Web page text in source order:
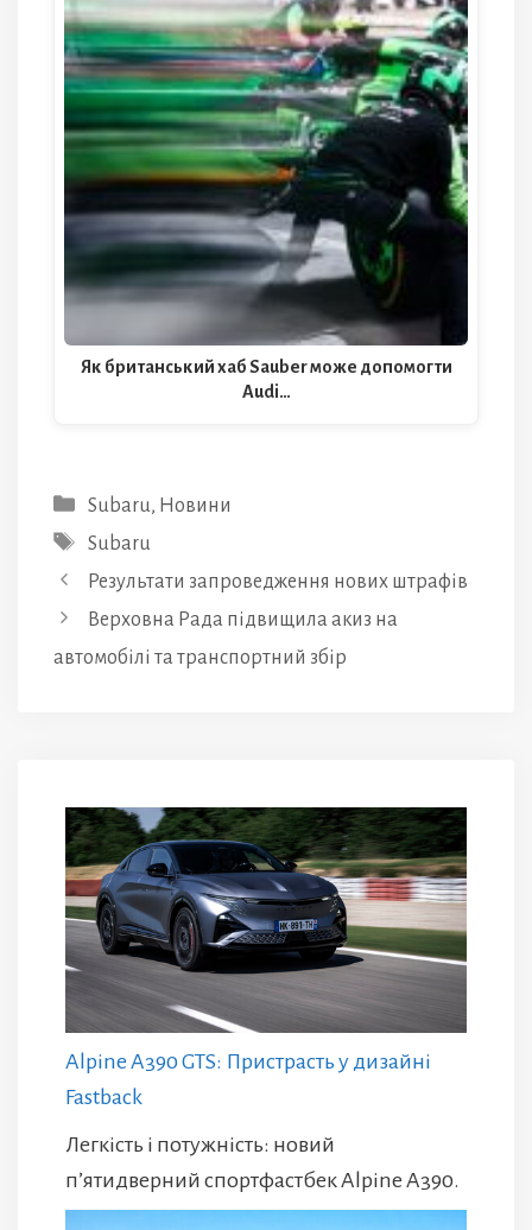
Як британський хаб Sauber може допомогти
Audi…
Категорії
Subaru, Новини
Позначки
Subaru
Результати запроведження нових штрафів
Верховна Рада підвищила акиз на
автомобілі та транспортний збір
Alpine A390 GTS: Пристрасть у дизайні
Fastback
Легкість і потужність: новий
п’ятидверний спортфастбек Alpine A390.